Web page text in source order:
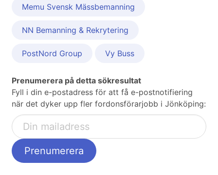
Memu Svensk Mässbemanning
NN Bemanning & Rekrytering
PostNord Group Vy Buss
Prenumerera på detta sökresultat
Fyll i din e-postadress för att få e-postnotifiering
när det dyker upp fler fordonsförarjobb i Jönköping: